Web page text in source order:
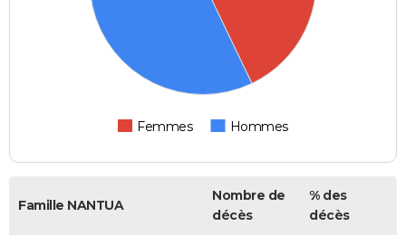
Femmes Hommes
Famille NANTUA
Nombre de
décès
% des
décès